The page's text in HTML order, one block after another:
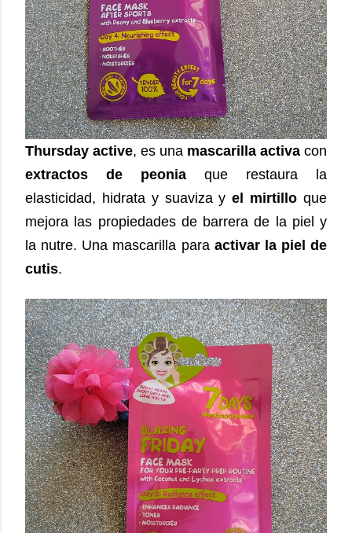
Thursday active, es una mascarilla activa con
extractos de peonia que restaura la
elasticidad, hidrata y suaviza yel mirtillo que
mejora las propiedades de barrera de la piel y
la nutre. Una mascarilla para activar la piel de
cutis.